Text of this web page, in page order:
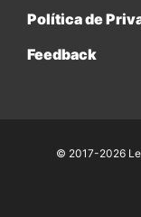
Política de
Feedback
© 2017-2026